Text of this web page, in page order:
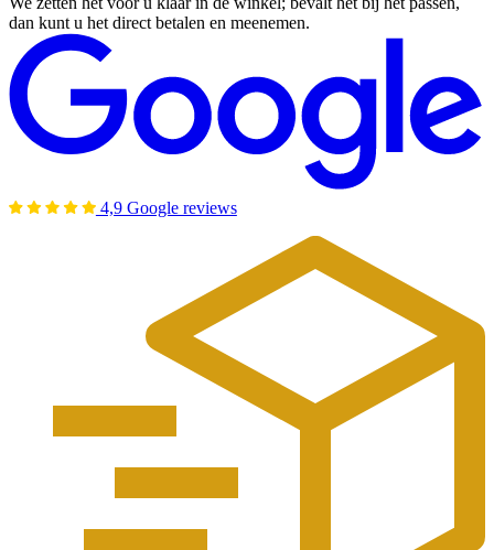
dan kunt u het direct betalen en meenemen.
4,9 Google reviews